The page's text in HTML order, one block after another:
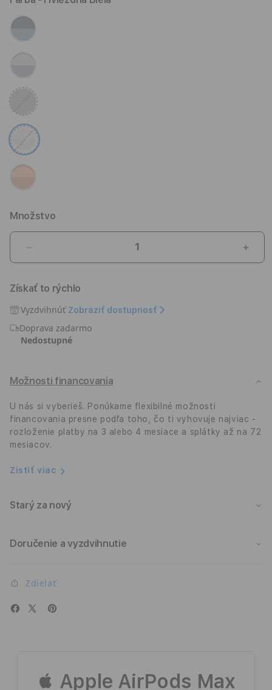
Množstvo
množstvo
AirPods
Max
-
Hviezdna
Biela
Získať to rýchlo
Vyzdvihnúť Zobraziť dostupnosť
Doprava zadarmo
Nedostupné
Možnosti financovania
U nás si vyberieš. Ponúkame flexibilné možnosti
financovania presne podľa toho, čo ti vyhovuje najviac -
rozloženie platby na 3 alebo 4 mesiace a splátky až na 72
mesiacov.
Zistiť viac
Starý za nový
Doručenie a vyzdvihnutie
Zdielať
 Apple AirPods Max